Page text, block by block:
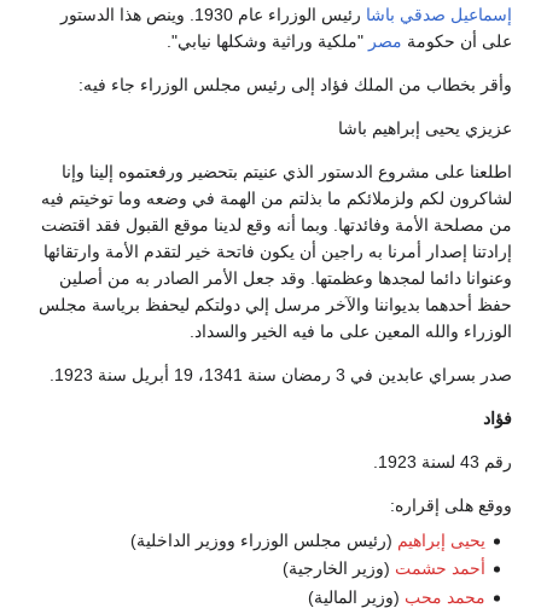
إسماعيل صدقي باشا
رئيس الوزراء عام 1930. وينص هذا الدستور
على أن حكومة مصر "ملكية وراثية وشكلها نيابي".
وأقر بخطاب من الملك فؤاد إلى رئيس مجلس الوزراء جاء فيه:
عزيزي يحيى إبراهيم باشا
اطلعنا على مشروع الدستور الذي عنيتم بتحضير ورفعتموه إلينا وإنا
لشاكرون لكم ولزملائكم ما بذلتم من الهمة في وضعه وما توخيتم فيه
من مصلحة الأمة وفائدتها. وبما أنه وقع لدينا موقع القبول فقد اقتضت
إرادتنا إصدار أمرنا به راجين أن يكون فاتحة خير لتقدم الأمة وارتقائها
وعنوانا دائما لمجدها وعظمتها. وقد جعل الأمر الصادر به من أصلين
حفظ أحدهما بديواننا والآخر مرسل إلي دولتكم ليحفظ برياسة مجلس
الوزراء والله المعين على ما فيه الخير والسداد.
صدر بسراي عابدين في 3 رمضان سنة 1341، 19 أبريل سنة 1923.
فؤاد
رقم 43 لسنة 1923.
ووقع هلى إقراره:
يحيى إبراهيم (رئيس مجلس الوزراء ووزير الداخلية)
أحمد حشمت (وزير الخارجية)
محمد محب (وزير المالية)